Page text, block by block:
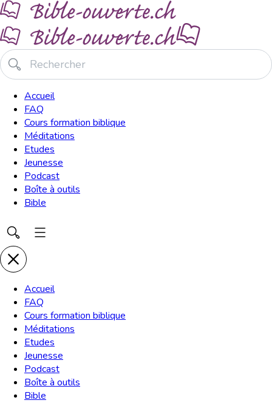
Accueil
FAQ
Cours formation biblique
Méditations
Etudes
Jeunesse
Podcast
Boîte à outils
Bible
Accueil
FAQ
Cours formation biblique
Méditations
Etudes
Jeunesse
Podcast
Boîte à outils
Bible